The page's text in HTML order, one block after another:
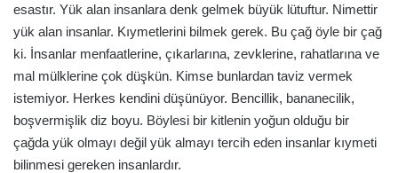
esastır. Yük alan insanlara denk gelmek büyük lütuftur. Nimettir
yük alan insanlar. Kıymetlerini bilmek gerek. Bu çağ öyle bir çağ
ki. İnsanlar menfaatlerine, çıkarlarına, zevklerine, rahatlarına ve
mal mülklerine çok düşkün. Kimse bunlardan taviz vermek
istemiyor. Herkes kendini düşünüyor. Bencillik, bananecilik,
boşvermişlik diz boyu. Böylesi bir kitlenin yoğun olduğu bir
çağda yük olmayı değil yük almayı tercih eden insanlar kıymeti
bilinmesi gereken insanlardır.